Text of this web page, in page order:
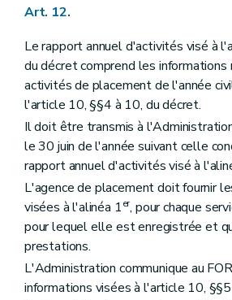
Art. 12.
Le rapport annuel d'activités visé à
du décret comprend les informations
activités de placement de l'année
l'article 10, §§4 à 10, du décret.
Il doit être transmis à
le 30 juin de l'année suivant celle
rapport annuel d'activités visé à
L'agence de placement doit fournir
visées à l'alinéa 1er, pour chaque
pour lequel elle est enregistrée et
prestations.
L'Administration communique au
informations visées à l'article 10,